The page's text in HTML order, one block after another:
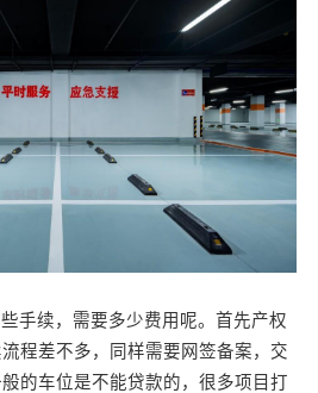
手续，需要多少费用呢。首先产权
程差不多，同样需要网签备案，交
的车位是不能贷款的，很多项目打